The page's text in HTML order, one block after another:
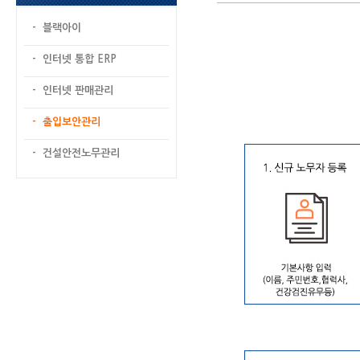
- 블랙아이
- 인터넷 통합 ERP
- 인터넷 판매관리
- 출입보안관리
- 건설안전노무관리